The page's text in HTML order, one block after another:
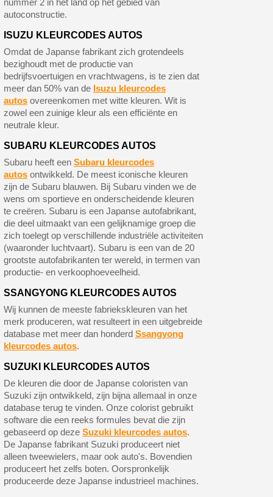
nummer 2 in het land op het gebied van
autoconstructie.
ISUZU KLEURCODES AUTOS
Omdat de Japanse fabrikant zich grotendeels
bezighoudt met de productie van
bedrijfsvoertuigen en vrachtwagens, is te zien dat
meer dan 50% van de Isuzu kleurcodes
autosovereenkomen met witte kleuren. Wit is
zowel een zuinige kleur als een efficiënte en
neutrale kleur.
SUBARU KLEURCODES AUTOS
Subaru heeft een Subaru kleurcodes
autosontwikkeld. De meest iconische kleuren
zijn de Subaru blauwen. Bij Subaru vinden we de
wens om sportieve en onderscheidende kleuren
te creëren. Subaru is een Japanse autofabrikant,
die deel uitmaakt van een gelijknamige groep die
zich toelegt op verschillende industriële activiteiten
(waaronder luchtvaart). Subaru is een van de 20
grootste autofabrikanten ter wereld, in termen van
productie- en verkoophoeveelheid.
SSANGYONG KLEURCODES AUTOS
Wij kunnen de meeste fabriekskleuren van het
merk produceren, wat resulteert in een uitgebreide
database met meer dan honderd Ssangyong
kleurcodes autos.
SUZUKI KLEURCODES AUTOS
De kleuren die door de Japanse coloristen van
Suzuki zijn ontwikkeld, zijn bijna allemaal in onze
database terug te vinden. Onze colorist gebruikt
software die een reeks formules bevat die zijn
gebaseerd op deze Suzuki kleurcodes autos.
De Japanse fabrikant Suzuki produceert niet
alleen tweewielers, maar ook auto's. Bovendien
produceert het zelfs boten. Oorspronkelijk
produceerde deze Japanse industrieel machines.